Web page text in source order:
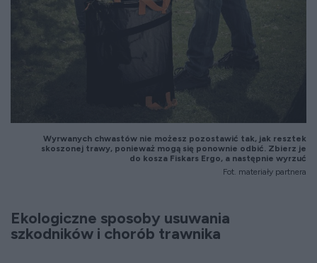
Wyrwanych chwastów nie możesz pozostawić tak, jak resztek
skoszonej trawy, ponieważ mogą się ponownie odbić. Zbierz je
do kosza Fiskars Ergo, a następnie wyrzuć
Fot. materiały partnera
Ekologiczne sposoby usuwania
szkodników i chorób trawnika